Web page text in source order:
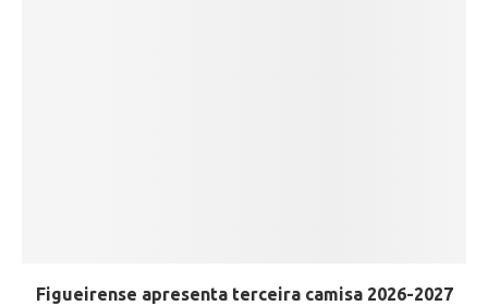
Figueirense apresenta terceira camisa 2026-2027